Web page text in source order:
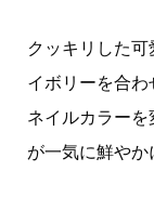
クッキリした
イボリーを合わ
ネイルカラー
が一気に鮮やか